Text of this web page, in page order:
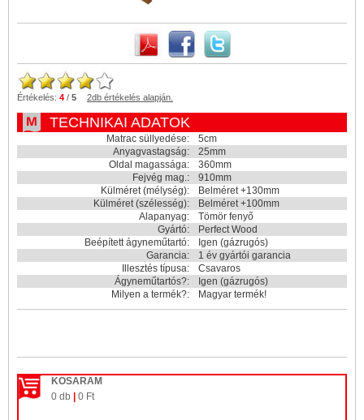
Értékelés: 4 / 5 2db értékelés alapján.
TECHNIKAI ADATOK
Matrac süllyedése:
5cm
Anyagvastagság:
25mm
Oldal magassága:
360mm
Fejvég mag.:
910mm
Külméret (mélység):
Belméret +130mm
Külméret (szélesség):
Belméret +100mm
Alapanyag:
Tömör fenyő
Gyártó:
Perfect Wood
Beépített ágyneműtartó:
Igen (gázrugós)
Garancia:
1 év gyártói garancia
Illesztés típusa:
Csavaros
Ágyneműtartós?:
Igen (gázrugós)
Milyen a termék?:
Magyar termék!
KOSARAM
0 db
0 Ft